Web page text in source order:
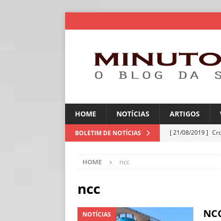
HOME NOTÍCIAS ARTIGOS
BOLETIM DE NOTÍCIAS [ 21/08/2019 ]
NOTÍCIAS
HOME ncc
ncc
NOTÍCIAS